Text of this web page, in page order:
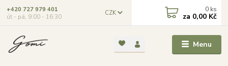
Menu
CZK
+420 727 979 401
út - pá, 9:00 - 16:30
0 ks
za 0,00 Kč